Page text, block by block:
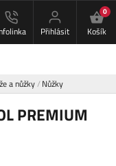
Přihlásit
0
Košík
a nůžky Nůžky
PREMIUM